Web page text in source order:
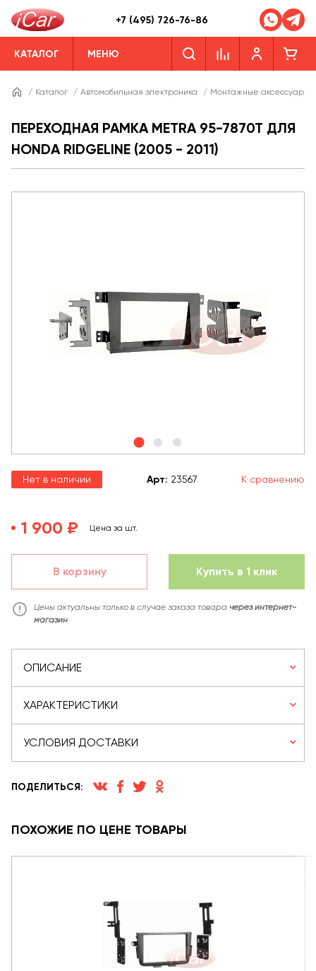
+7 (495) 726-76-86
КАТАЛОГ МЕНЮ
/ Каталог / Автомобильная электроника / Монтажные аксессуары
ПЕРЕХОДНАЯ РАМКА METRA 95-7870T ДЛЯ
HONDA RIDGELINE (2005 - 2011)
Нет в наличии Арт: 23567 К сравнению
1 900 ₽ Цена за шт.
В корзину Купить в 1 клик
Цены актуальны только в случае заказа товара через интернет-
магазин
ОПИСАНИЕ
ХАРАКТЕРИСТИКИ
УСЛОВИЯ ДОСТАВКИ
ПОДЕЛИТЬСЯ:
ПОХОЖИЕ ПО ЦЕНЕ ТОВАРЫ